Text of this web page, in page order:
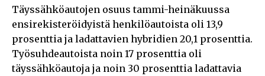
Täyssähköautojen osuus tammi-heinäkuussa
ensirekisteröidyistä henkilöautoista oli 13,9
prosenttia ja ladattavien hybridien 20,1 prosenttia.
Työsuhdeautoista noin 17 prosenttia oli
täyssähköautoja ja noin 30 prosenttia ladattavia